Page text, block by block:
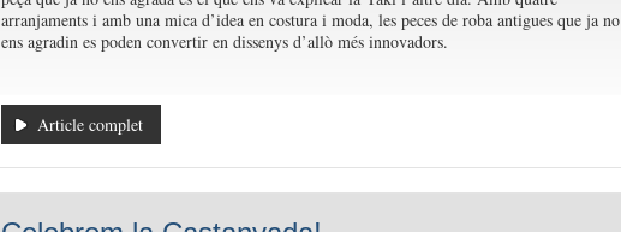
arranjaments i amb una mica d’idea en costura i moda, les peces de roba antigues que ja no
ens agradin es poden convertir en dissenys d’allò més innovadors.
Article complet